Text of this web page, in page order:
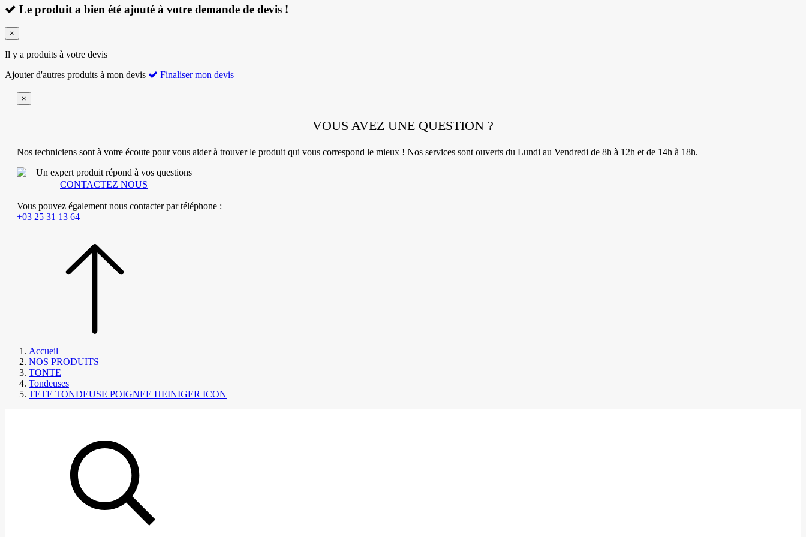
Le produit a bien été ajouté à votre demande de devis !
×
Il y a produits à votre devis
Ajouter d'autres produits à mon devis
Finaliser mon devis
×
VOUS AVEZ UNE QUESTION ?
Nos techniciens sont à votre écoute pour vous aider à trouver le produit qui vous correspond le mieux ! Nos services sont ouverts du Lundi au Vendredi de 8h à 12h et de 14h à 18h.
Un expert produit répond à vos questions
CONTACTEZ NOUS
Vous pouvez également nous contacter par téléphone :
+03 25 31 13 64
Accueil
NOS PRODUITS
TONTE
Tondeuses
TETE TONDEUSE POIGNEE HEINIGER ICON